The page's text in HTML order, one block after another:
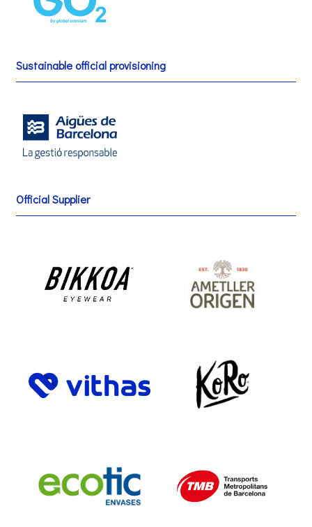
Sustainable official provisioning
Official Supplier